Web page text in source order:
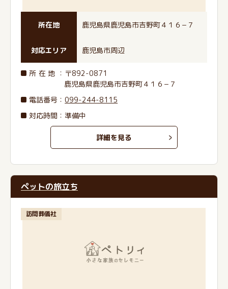
所在地 鹿児島県鹿児島市吉野町４１６−７
対応エリア 鹿児島市周辺
所在地 ：〒892-0871
鹿児島県鹿児島市吉野町４１６−７
電話番号 ：099-244-8115
対応時間：準備中
詳細を見る
ペットの旅立ち
訪問葬儀社